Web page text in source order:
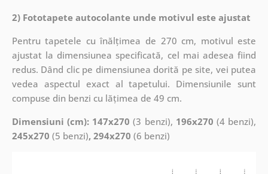
2) Fototapete autocolante unde motivul este ajustat
Pentru tapetele cu înălțimea de 270 cm, motivul este
ajustat la dimensiunea specificată, cel mai adesea fiind
redus. Dând clic pe dimensiunea dorită pe site, vei putea
vedea aspectul exact al tapetului. Dimensiunile sunt
compuse din benzi cu lățimea de 49 cm.
Dimensiuni (cm): 147x270 (3 benzi), 196x270 (4 benzi),
245x270 (5 benzi), 294x270 (6 benzi)